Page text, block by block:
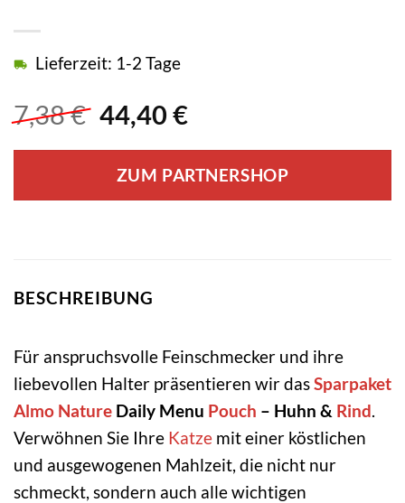
7,38€ Ursprünglicher
war:
7,38 €
44,40 €Aktueller
ist:
44,40 €.
Lieferzeit: 1-2 Tage
ZUM PARTNERSHOP
BESCHREIBUNG
Für anspruchsvolle Feinschmecker und ihre
liebevollen Halter präsentieren wir dasSparpaket
Almo Nature Daily Menu Pouch – Huhn & Rind
Verwöhnen Sie Ihre Katze mit einer köstlichen
und ausgewogenen Mahlzeit, die nicht nur
schmeckt, sondern auch alle wichtigen